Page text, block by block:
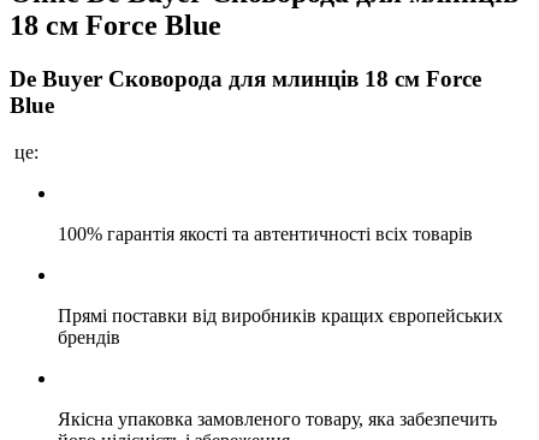
18 см Force Blue
De Buyer Сковорода для млинців 18 см Force
Blue
це:
100% гарантія якості та автентичності всіх товарів
Прямі поставки від виробників кращих європейських
брендів
Якісна упаковка замовленого товару, яка забезпечить